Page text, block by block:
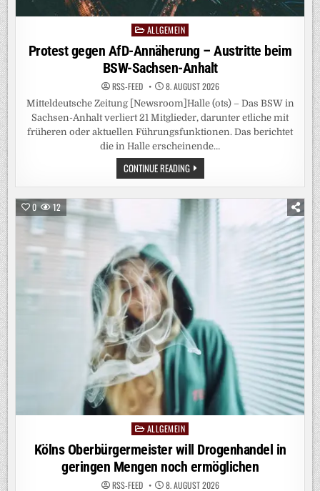
Posted
in
ALLGEMEIN
Protest gegen AfD-Annäherung – Austritte beim
BSW-Sachsen-Anhalt
RSS-FEED 8. AUGUST 2026
Mitteldeutsche Zeitung [Newsroom]Halle (ots) – Das BSW in
Sachsen-Anhalt verliert 21 Mitglieder, darunter etliche mit
früheren oder aktuellen Führungsfunktionen. Das berichtet
die in Halle erscheinende…
CONTINUE READINGPROTEST
GEGEN
AFD-
ANNÄHERUNG
–
AUSTRITTE
BEIM
0 12
PostedALLGEMEIN
Kölns Oberbürgermeister will Drogenhandel in
geringen Mengen noch ermöglichen
RSS-FEED 8. AUGUST 2026